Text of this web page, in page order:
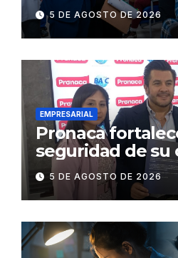
abastecimiento
en 86
salud
5 DE AGOSTO DE 2026
EMPRESARIAL
Pronaca
seguridad de su
suministro con
BASC en dos
5 DE AGOSTO DE 2026